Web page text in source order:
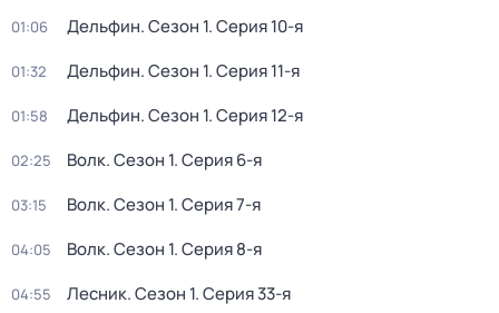
01:06 Дельфин. Сезон 1. Серия 10-я
01:32 Дельфин. Сезон 1. Серия 11-я
01:58 Дельфин. Сезон 1. Серия 12-я
02:25 Волк. Сезон 1. Серия 6-я
03:15 Волк. Сезон 1. Серия 7-я
04:05 Волк. Сезон 1. Серия 8-я
04:55 Лесник. Сезон 1. Серия 33-я